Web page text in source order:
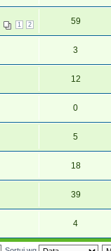
1 2 59
3
12
0
5
18
39
4